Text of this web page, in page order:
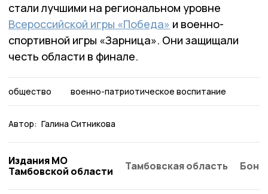
стали лучшими на региональном уровне
Всероссийской игры «Победа» и военно-
спортивной игры «Зарница». Они защищали
честь области в финале.
общество военно-патриотическое воспитание
Автор: Галина Ситникова
Издания МО
Тамбовской области
Тамбовская область